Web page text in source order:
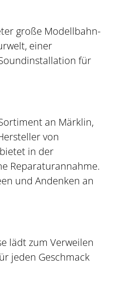
große Modellbahn-
einer
für
an Märklin,
von
in der
Reparaturannahme.
und Andenken an
lädt zum Verweilen
jeden Geschmack